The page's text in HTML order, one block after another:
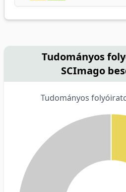
Tudományos
SCImago
Tudományos